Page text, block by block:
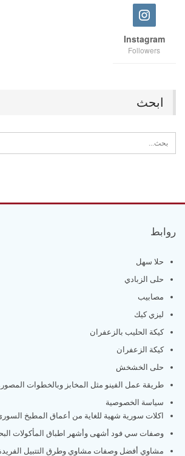
Instagram
Followers
ابحث
روابط
حلا سهل
حلى الزبادي
مصابيب
ليزي كيك
كيكة الحليب بالزعفران
كيكة الزعفران
حلى الخشخش
طريقة عمل الفينو مثل المخابز وبالخطوات
سياسة الخصوصية
اكلات سورية شهية للغاية من أعماق المطبخ
وصفات سي فود أشهى وأشهر اطباق المأكولات
مشاوي أفضل وصفات مشاوي وطرق التتبيل